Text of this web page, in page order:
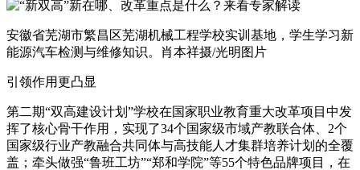
安徽省芜湖市繁昌区芜湖机械工程学校实训基地，学生学习新
能源汽车检测与维修知识。肖本祥摄/光明图片
引领作用更凸显
第二期“双高建设计划”学校在国家职业教育重大改革项目中发
挥了核心骨干作用，实现了34个国家级市域产教联合体、2个
国家级行业产教融合共同体与高技能人才集群培养计划的全覆
盖；牵头做强“鲁班工坊”“郑和学院”等55个特色品牌项目，在